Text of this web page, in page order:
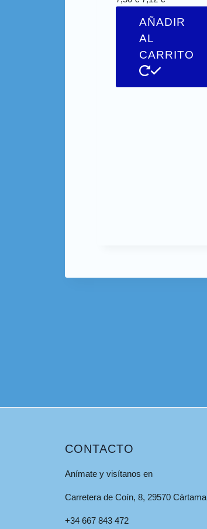
AÑADIR
AL
CARRITO
CONTACTO
Anímate y visítanos en
Carretera de Coín, 8, 29570 Cártama
+34 667 843 472